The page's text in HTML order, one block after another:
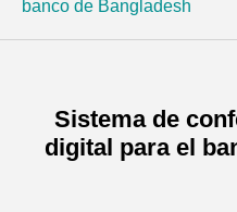
banco de Bangladesh
Sistema de
digital para el